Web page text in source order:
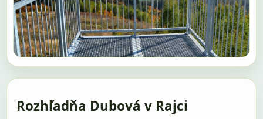
Rozhľadňa Dubová v Rajci